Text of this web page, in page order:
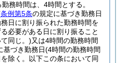
務時間は、4時間とする。
条例第5条の規定に基づき勤務日
日に割り振られた勤務時間を
必要がある日に割り振ること
同じ。)又は4時間の勤務時間
基づき勤務日(4時間の勤務時間
除く。以下この条において同